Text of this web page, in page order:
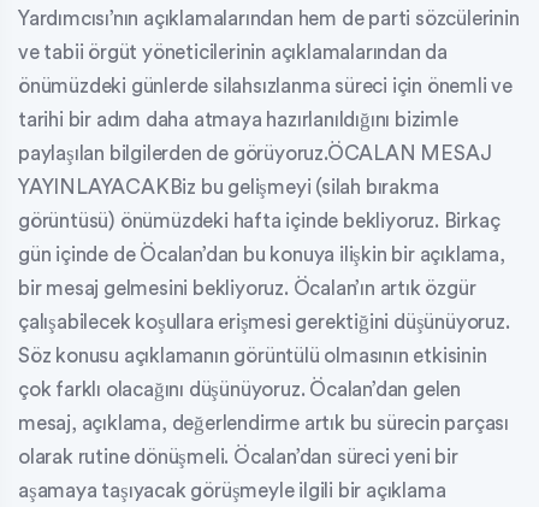
Yardımcısı’nın açıklamalarından hem de parti sözcülerinin
ve tabii örgüt yöneticilerinin açıklamalarından da
önümüzdeki günlerde silahsızlanma süreci için önemli ve
tarihi bir adım daha atmaya hazırlanıldığını bizimle
paylaşılan bilgilerden de görüyoruz.ÖCALAN MESAJ
YAYINLAYACAKBiz bu gelişmeyi (silah bırakma
görüntüsü) önümüzdeki hafta içinde bekliyoruz. Birkaç
gün içinde de Öcalan’dan bu konuya ilişkin bir açıklama,
bir mesaj gelmesini bekliyoruz. Öcalan’ın artık özgür
çalışabilecek koşullara erişmesi gerektiğini düşünüyoruz.
Söz konusu açıklamanın görüntülü olmasının etkisinin
çok farklı olacağını düşünüyoruz. Öcalan’dan gelen
mesaj, açıklama, değerlendirme artık bu sürecin parçası
olarak rutine dönüşmeli. Öcalan’dan süreci yeni bir
aşamaya taşıyacak görüşmeyle ilgili bir açıklama